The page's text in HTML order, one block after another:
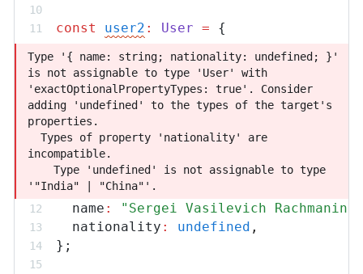
const user2 : User = {
Type '{ name: string; nationality: undefined; }'
is not assignable to type 'User' with
'exactOptionalPropertyTypes: true'. Consider
adding 'undefined' to the types of the target's
properties.
incompatible.
'"India" | "China"'.
Type '{ name: string; nationality: undefined; }'
is not assignable to type 'User' with
'exactOptionalPropertyTypes: true'. Consider
adding 'undefined' to the types of the target's
properties.
incompatible.
'"India" | "China"'.
name :
"Sergei Vasilevich
nationality : undefined ,
};